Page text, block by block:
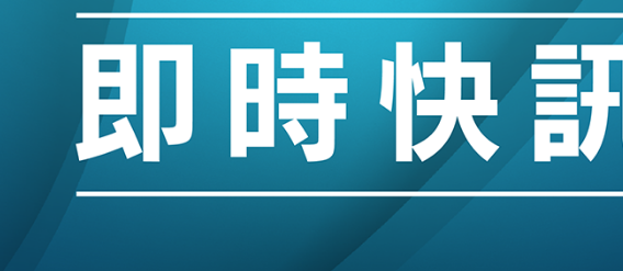
帥 玩具「反」斗城亞洲CEO蔡德粦接任
收跌 連挫7周創逾3年最長跌勢
計價出口增近24%勝預期 貿易順差達1125億美元
入市撐日圓 4月單日斥6.28萬億日圓干預創新高
戰事快結束 承認部分彈藥庫存緊張
後再出手 斥4億美元押注未上市公司